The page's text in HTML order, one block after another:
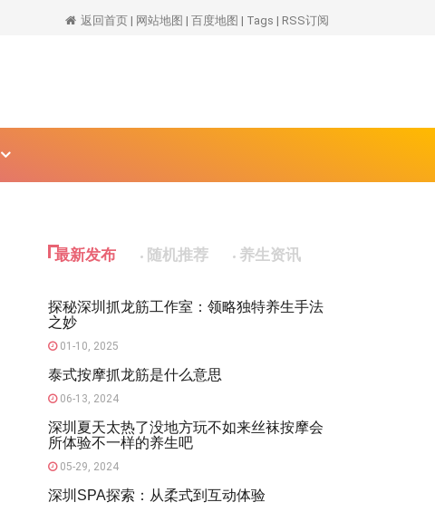
返回首页 | 网站地图 | 百度地图 | Tags | RSS订阅
最新发布 随机推荐 养生资讯
探秘深圳抓龙筋工作室：领略独特养生手法
之妙
01-10, 2025
泰式按摩抓龙筋是什么意思
06-13, 2024
深圳夏天太热了没地方玩不如来丝袜按摩会
所体验不一样的养生吧
05-29, 2024
深圳SPA探索：从柔式到互动体验